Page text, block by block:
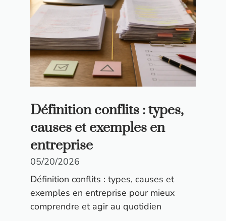
Définition conflits : types,
causes et exemples en
entreprise
05/20/2026
Définition conflits : types, causes et
exemples en entreprise pour mieux
comprendre et agir au quotidien